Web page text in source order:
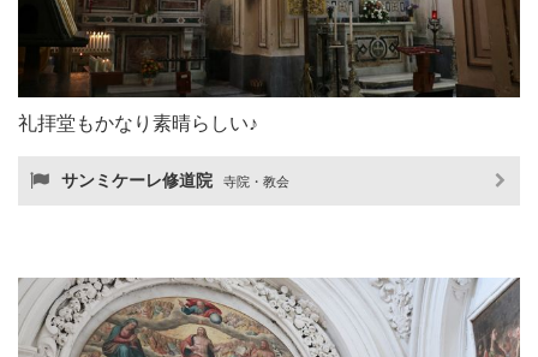
礼拝堂もかなり素晴らしい♪
サンミケーレ修道院 寺院・教会